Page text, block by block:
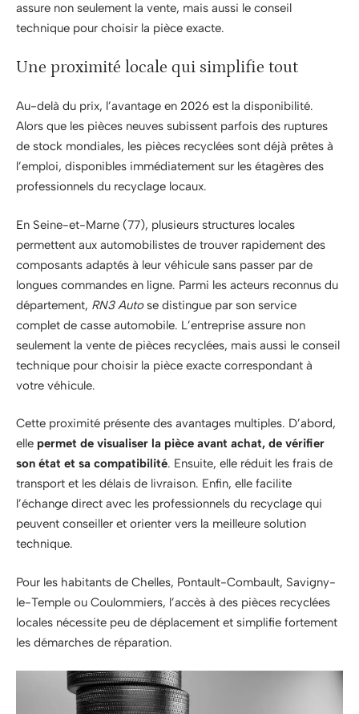
assure non seulement la vente, mais aussi le conseil
technique pour choisir la pièce exacte.
Une proximité locale qui simplifie tout
Au-delà du prix, l’avantage en 2026 est la disponibilité.
Alors que les pièces neuves subissent parfois des ruptures
de stock mondiales, les pièces recyclées sont déjà prêtes à
l’emploi, disponibles immédiatement sur les étagères des
professionnels du recyclage locaux.
En Seine-et-Marne (77), plusieurs structures locales
permettent aux automobilistes de trouver rapidement des
composants adaptés à leur véhicule sans passer par de
longues commandes en ligne. Parmi les acteurs reconnus du
département, RN3 Autose distingue par son service
complet de casse automobile. L’entreprise assure non
seulement la vente de pièces recyclées, mais aussi le conseil
technique pour choisir la pièce exacte correspondant à
votre véhicule.
Cette proximité présente des avantages multiples. D’abord,
elle permet de visualiser la pièce avant achat, de vérifier
son état et sa compatibilité. Ensuite, elle réduit les frais de
transport et les délais de livraison. Enfin, elle facilite
l’échange direct avec les professionnels du recyclage qui
peuvent conseiller et orienter vers la meilleure solution
technique.
Pour les habitants de Chelles, Pontault-Combault, Savigny-
le-Temple ou Coulommiers, l’accès à des pièces recyclées
locales nécessite peu de déplacement et simplifie fortement
les démarches de réparation.